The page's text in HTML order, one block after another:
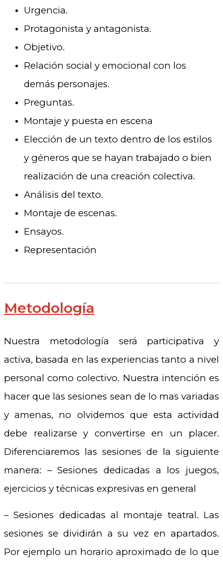
Urgencia.
Protagonista y antagonista.
Objetivo.
Relación social y emocional con los
demás personajes.
Preguntas.
Montaje y puesta en escena
Elección de un texto dentro de los estilos
y géneros que se hayan trabajado o bien
realización de una creación colectiva.
Análisis del texto.
Montaje de escenas.
Ensayos.
Representación
Metodología
Nuestra metodología será participativa y
activa, basada en las experiencias tanto a nivel
personal como colectivo. Nuestra intención es
hacer que las sesiones sean de lo mas variadas
y amenas, no olvidemos que esta actividad
debe realizarse y convertirse en un placer.
Diferenciaremos las sesiones de la siguiente
manera: – Sesiones dedicadas a los juegos,
ejercicios y técnicas expresivas en general
– Sesiones dedicadas al montaje teatral. Las
sesiones se dividirán a su vez en apartados.
Por ejemplo un horario aproximado de lo que